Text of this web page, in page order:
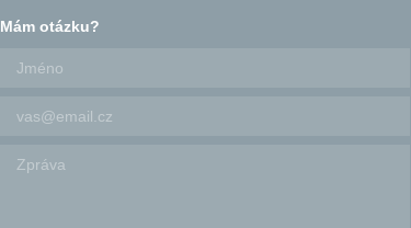
Mám otázku?